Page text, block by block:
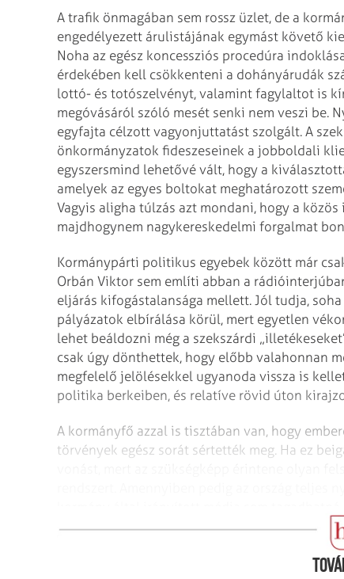
A trafik önmagában sem rossz üzlet, de a
engedélyezett árulistájának egymást követő
Noha az egész koncessziós procedúra
érdekében kell csökkenteni a dohányárudák
lottó- és totószelvényt, valamint fagylaltot is
megóvásáról szóló mesét senki nem veszi be.
egyfajta célzott vagyonjuttatást szolgált. A
önkormányzatok fideszeseinek a jobboldali
egyszersmind lehetővé vált, hogy a
amelyek az egyes boltokat meghatározott
Vagyis aligha túlzás azt mondani, hogy a
majdhogynem nagykereskedelmi forgalmat
Kormánypárti politikus egyebek között már
Orbán Viktor sem említi abban a
eljárás kifogástalansága mellett. Jól tudja,
pályázatok elbírálása körül, mert egyetlen
lehet beáldozni még a szekszárdi
csak úgy dönthettek, hogy előbb valahonnan
megfelelő jelölésekkel ugyanoda vissza is
politika berkeiben, és relatíve rövid úton
A kormányfő azzal is tisztában van, hogy
törvények egész sorát sértették meg. Ha ez
nemzeti együttműködést, akkor a Fidesz